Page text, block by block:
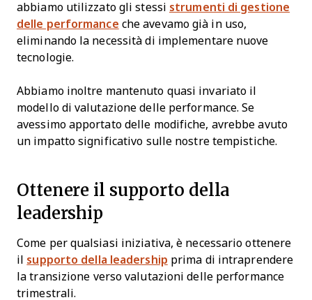
abbiamo utilizzato gli stessi strumenti di gestione
delle performance che avevamo già in uso,
eliminando la necessità di implementare nuove
tecnologie.
Abbiamo inoltre mantenuto quasi invariato il
modello di valutazione delle performance. Se
avessimo apportato delle modifiche, avrebbe avuto
un impatto significativo sulle nostre tempistiche.
Ottenere il supporto della
leadership
Come per qualsiasi iniziativa, è necessario ottenere
il supporto della leadership prima di intraprendere
la transizione verso valutazioni delle performance
trimestrali.